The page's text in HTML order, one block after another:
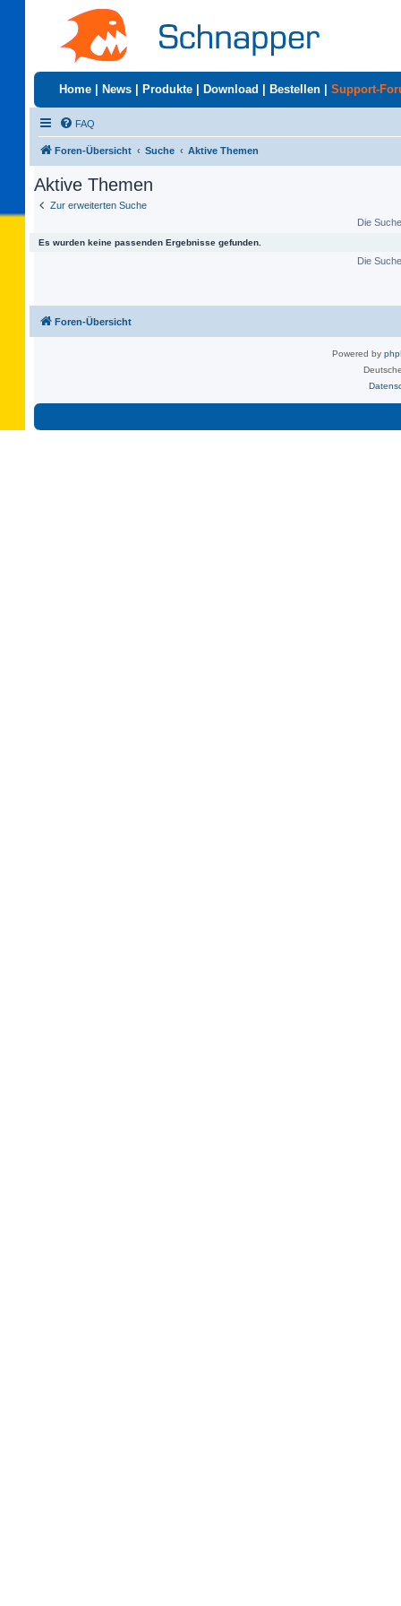
Home News Produkte Download Bestellen Support-
FAQ
Foren-Übersicht Suche Aktive Themen
Aktive Themen
Zur erweiterten Suche
Die
Es wurden keine passenden Ergebnisse gefunden.
Die
Foren-Übersicht
Powered by